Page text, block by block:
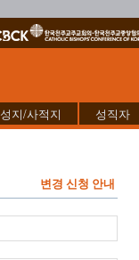
성지/사적지 성직자
변경 신청 안내